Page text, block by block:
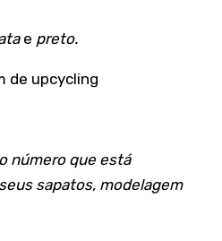
e preto.
de upcycling
número que está
sapatos, modelagem